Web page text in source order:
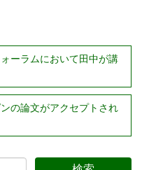
ーラムにおいて田中が講
の論文がアクセプトされ